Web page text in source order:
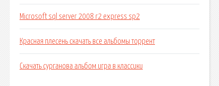
Microsoft sql server 2008 r2 express sp2
Красная плесень скачать все альбомы торрент
Скачать сурганова альбом игра в классики